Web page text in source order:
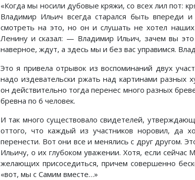
«Когда мы носили дубовые кряжи, со всех лил пот:
Владимир Ильич всегда старался быть
смотреть на это, но он и слушать не хотел
Ленину и сказал: — Владимир Ильич, зачем вы
наверное, ждут, а здесь мы и без вас управимся.
Это я привела отрывок из воспоминаний двух
надо издевательски ржать над картинами разных
он действительно тогда перенес много разных
бревна по 6 человек.
И так много существовало свидетелей,
оттого, что каждый из участников норовил, да
перенести. Вот они все и менялись с друг другом.
Ильичу, о их глубоком уважении. Хотя, если сейчас
желающих присоседиться, причем совершенно
«вот, мы с Самим вместе…»